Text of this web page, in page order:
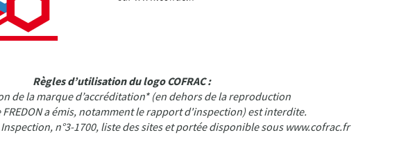
Règles d’utilisation du logo COFRAC :
de la marque d’accréditation* (en dehors de la reproduction
a émis, notamment le rapport d'inspection) est interdite.
n°3-1700, liste des sites et portée disponible sous www.cofrac.fr